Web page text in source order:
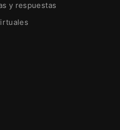
y respuestas